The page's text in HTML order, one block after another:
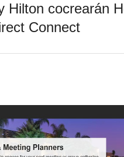
Hilton cocrearán
Connect